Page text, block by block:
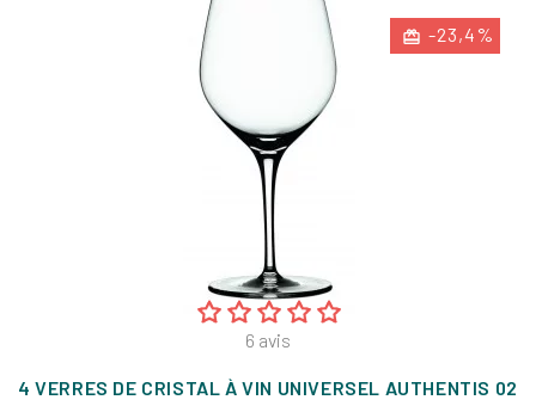
-23,4%
6 avis
4 VERRES DE CRISTAL À VIN UNIVERSEL AUTHENTIS 02